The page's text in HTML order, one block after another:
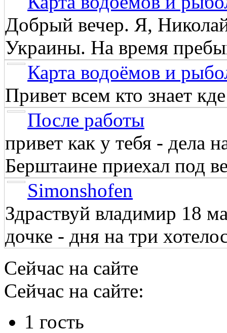
Добрый вечер. Я,
Украины. На время
Карта водоёмов и
Привет всем кто знает
После работы
привет как у тебя - дела
Берштаине приехал под
Simonshofen
Здраствуй владимир 18
дочке - дня на три
Сейчас на сайте
Сейчас на сайте:
1 гость